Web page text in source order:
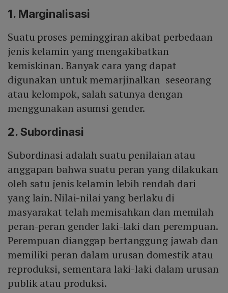
1. Marginalisasi
Suatu proses peminggiran akibat perbedaan
jenis kelamin yang mengakibatkan
kemiskinan. Banyak cara yang dapat
digunakan untuk memarjinalkan seseorang
atau kelompok, salah satunya dengan
menggunakan asumsi gender.
2. Subordinasi
Subordinasi adalah suatu penilaian atau
anggapan bahwa suatu peran yang dilakukan
oleh satu jenis kelamin lebih rendah dari
yang lain. Nilai-nilai yang berlaku di
masyarakat telah memisahkan dan memilah
peran-peran gender laki-laki dan perempuan.
Perempuan dianggap bertanggung jawab dan
memiliki peran dalam urusan domestik atau
reproduksi, sementara laki-laki dalam urusan
publik atau produksi.